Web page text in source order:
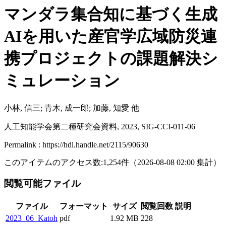
マンダラ集合知に基づく生成
AIを用いた産官学広域防災連
携プロジェクトの課題解決シ
ミュレーション
小林, 信三; 青木, 成一郎; 加藤, 知愛 他
人工知能学会第二種研究会資料, 2023, SIG-CCI-011-06
Permalink : https://hdl.handle.net/2115/90630
このアイテムのアクセス数:1,254件 （2026-08-08 02:00 集計）
閲覧可能ファイル
ファイル フォーマット サイズ 閲覧回数 説明
2023_06_Katoh pdf 1.92 MB 228